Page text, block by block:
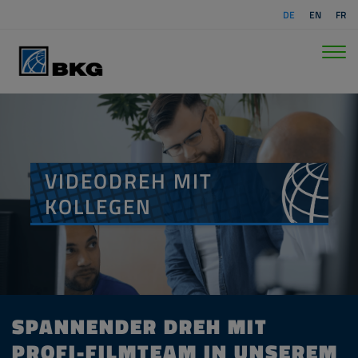
DE EN FR
VIDEODREH MIT
KOLLEGEN
SPANNENDER DREH MIT
PROFI-FILMTEAM IN UNSEREM